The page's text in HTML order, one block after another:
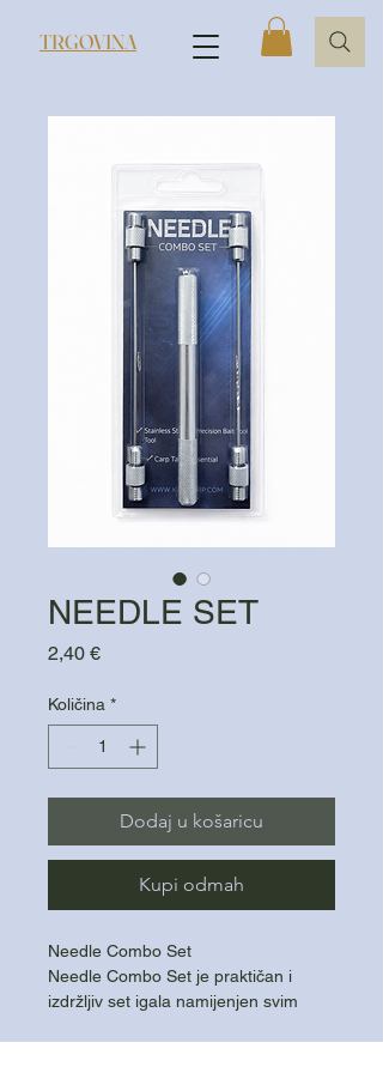
TRGOVINA
NEEDLE SET
2,40 €Cijena
Količina *
Dodaj u košaricu
Kupi odmah
Needle Combo Set
Needle Combo Set je praktičan i
izdržljiv set igala namijenjen svim